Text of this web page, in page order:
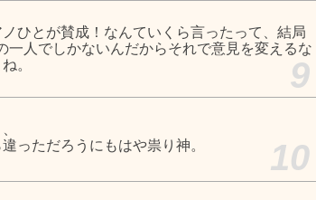
ひとが賛成！なんていくら言ったって、結局
一人でしかないんだからそれで意見を変えるな
。
9
っただろうにもはや祟り神。
10